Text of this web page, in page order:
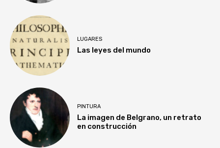
LUGARES
Las leyes del mundo
PINTURA
La imagen de Belgrano, un retrato
en construcción